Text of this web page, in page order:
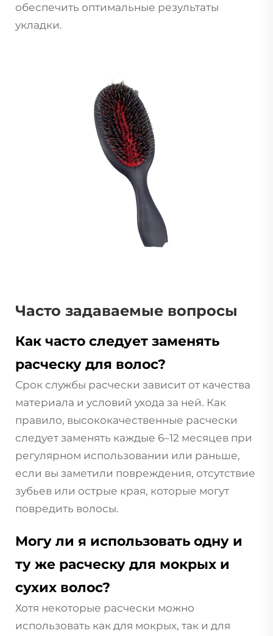
обеспечить оптимальные результаты
укладки.
Часто задаваемые вопросы
Как часто следует заменять
расческу для волос?
Срок службы расчески зависит от качества
материала и условий ухода за ней. Как
правило, высококачественные расчески
следует заменять каждые 6–12 месяцев при
регулярном использовании или раньше,
если вы заметили повреждения, отсутствие
зубьев или острые края, которые могут
повредить волосы.
Могу ли я использовать одну и
ту же расческу для мокрых и
сухих волос?
Хотя некоторые расчески можно
использовать как для мокрых, так и для